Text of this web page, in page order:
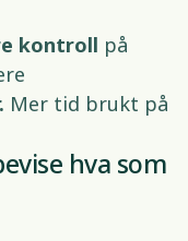
kontroll på
Mer tid brukt på
hva som